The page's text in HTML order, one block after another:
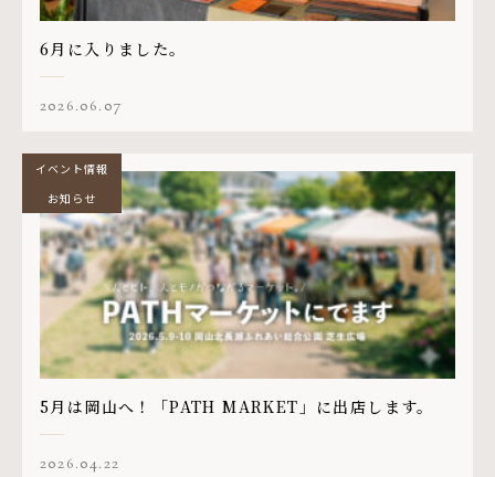
6月に入りました。
2026.06.07
5月は岡山へ！「PATH MARKET」に出店します。
2026.04.22
イベント情報
お知らせ